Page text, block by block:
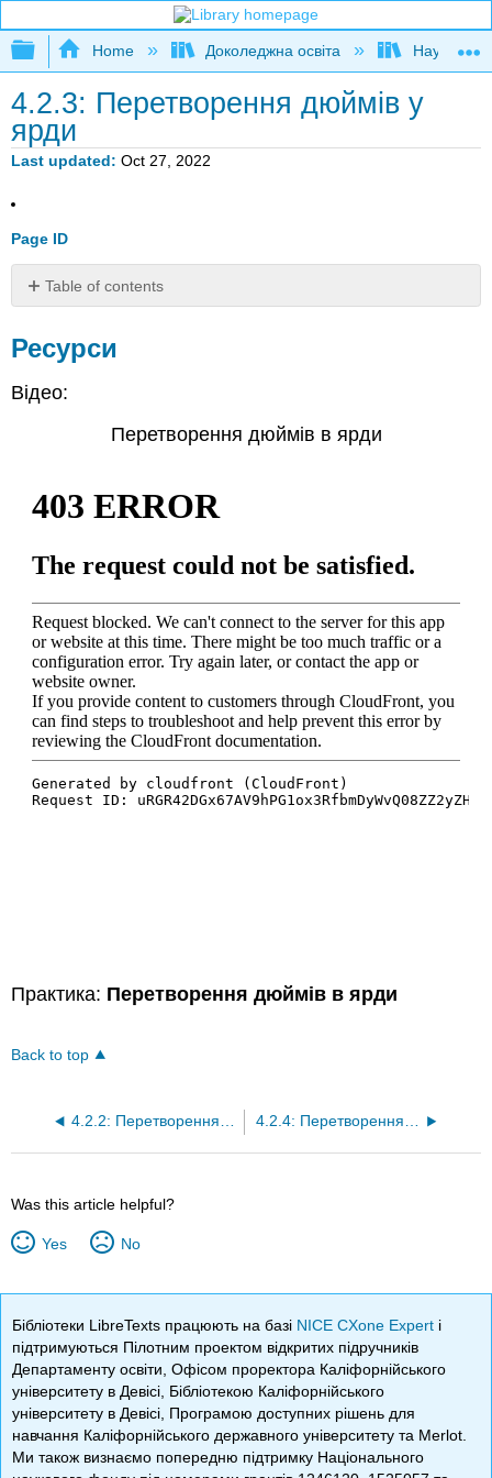
Expand/collapse global hierarchy
Home Доколеджна освіта Наука і
4.2.3: Перетворення дюймів у
ярди
Last updated Oct 27, 2022
Page ID
Table of contents
Ресурси
Відео:
Перетворення дюймів в ярди
Практика: Перетворення дюймів в ярди
Back to top
4.2.2: Перетворення футів в дюйми 4.2.4: Перетворення футів на ярди
Was this article helpful?
Yes No
Бібліотеки LibreTexts працюють на базі NICE CXone Expert і
підтримуються Пілотним проектом відкритих підручників
Департаменту освіти, Офісом проректора Каліфорнійського
університету в Девісі, Бібліотекою Каліфорнійського
університету в Девісі, Програмою доступних рішень для
навчання Каліфорнійського державного університету та Merlot.
Ми також визнаємо попередню підтримку Національного